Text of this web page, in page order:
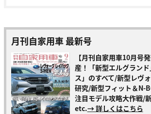
月刊自家用車 最新号
【月刊自家用車10月号
産！「新型エルグラン
ス」のすべて/新型レヴ
研究/新型フィット＆N-
注目モデル攻略大作戦/
etc.→ 詳しくはこちら